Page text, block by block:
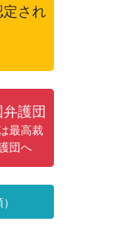
定され
護団
最高裁
団へ